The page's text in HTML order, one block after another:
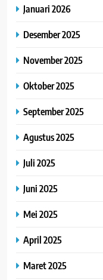
Januari 2026
Desember 2025
November 2025
Oktober 2025
September 2025
Agustus 2025
Juli 2025
Juni 2025
Mei 2025
April 2025
Maret 2025